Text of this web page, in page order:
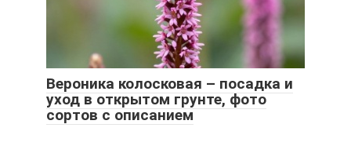
Вероника колосковая – посадка и
уход в открытом грунте, фото
сортов с описанием